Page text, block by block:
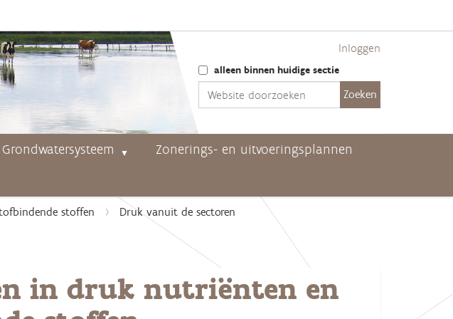
Zoekalleen binnen huidige sectie
Inloggen
Grondwatersysteem
Zonerings- en uitvoeringsplannen
stoffen
Druk vanuit de sectoren
in druk nutriënten en